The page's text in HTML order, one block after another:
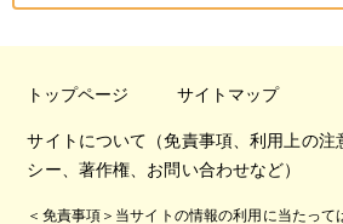
トップページ サイトマップ
サイトについて（免責事項、利用上の注
シー、著作権、お問い合わせなど）
＜免責事項＞当サイトの情報の利用に当たっ